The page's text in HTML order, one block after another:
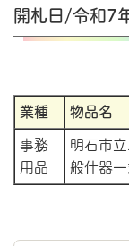
開札日/令和7
業種 物品名
事務
用品
明石市
般什器一